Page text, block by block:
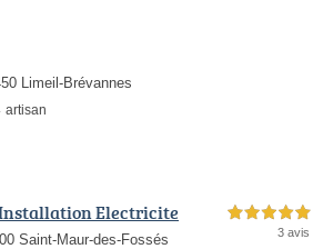
Limeil-Brévannes
artisan
Installation Electricite
Saint-Maur-des-Fossés
5,0 étoiles sur 5
3 avis